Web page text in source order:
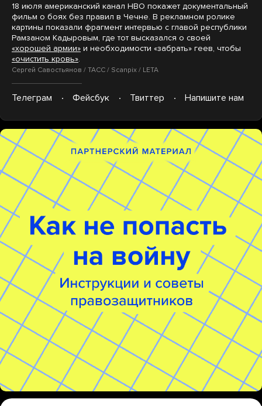
18 июля американский канал HBO покажет документальный
фильм о боях без правил в Чечне. В рекламном ролике
картины показали фрагмент интервью с главой республики
Рамзаном Кадыровым, где тот высказался о своей
«хорошей армии» и необходимости «забрать» геев, чтобы
«очистить кровь».
Сергей Савостьянов / ТАСС / Scanpix / LETA
Телеграм Фейсбук Твиттер Напишите нам